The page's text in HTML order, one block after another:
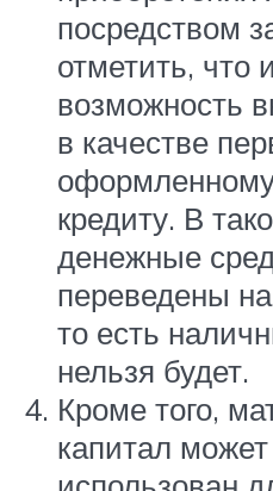
посредством
отметить, что
возможность
в качестве
кредиту. В
денежные
переведены
то есть
нельзя будет.
Кроме того,
капитал